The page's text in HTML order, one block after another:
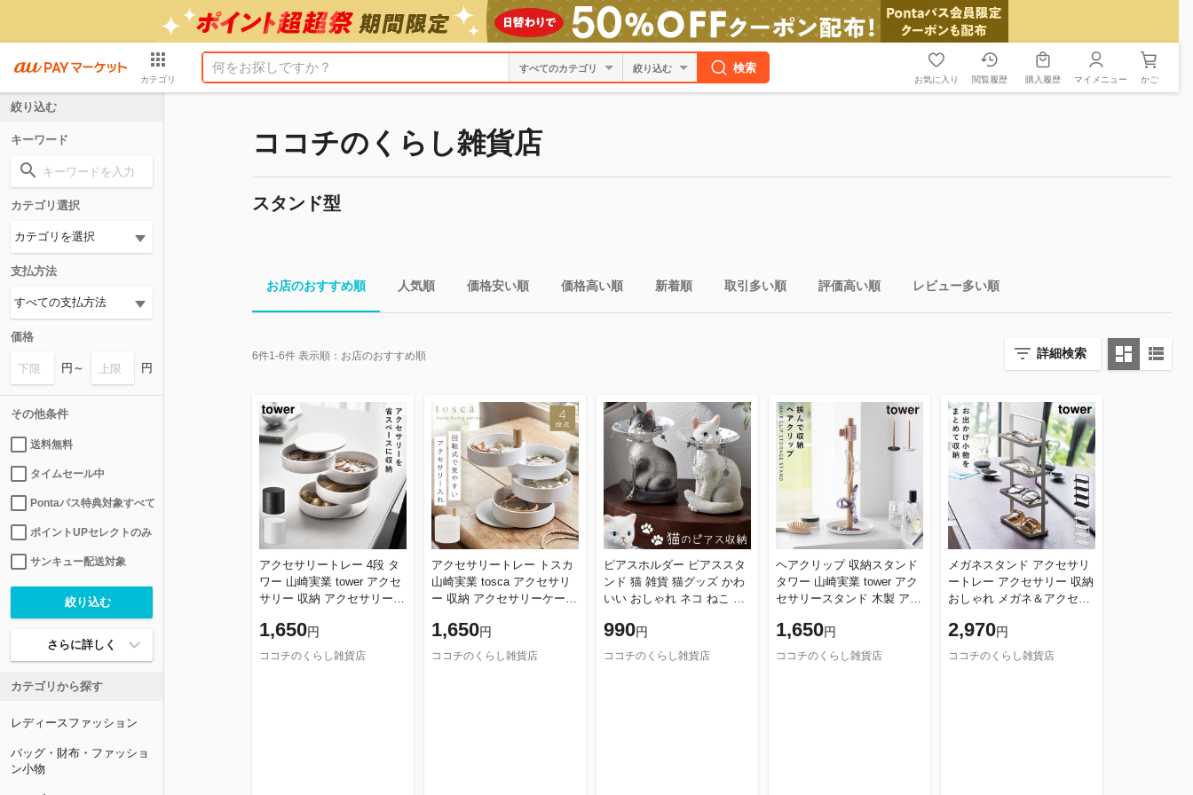
カテゴリ
絞り込む 検索
お気に入り 閲覧履歴 購入履歴 マイメニュー かご
ココチのくらし雑貨店
スタンド型
お店のおすすめ順 人気順 価格安い順 価格高い順 新着順 取引多い順 評価高い順 レビュー多い順
詳細検索
6件1-6件 表示順： お店のおすすめ順
アクセサリートレー 4段 タ
ワー 山崎実業 tower アクセ
サリー 収納 アクセサリーケ
ホワイト ブラック 4068 40
1,650円
ココチのくらし雑貨店
アクセサリートレー トスカ
山崎実業 tosca アクセサリ
ー 収納 アクセサリーケース
ホワイト 3408
1,650円
ココチのくらし雑貨店
ピアスホルダー ピアススタ
ンド 猫 雑貨 猫グッズ かわ
いい おしゃれ ネコ ねこ 猫
置物 ディスプレイ 飾る ピ
990円
ココチのくらし雑貨店
ヘアクリップ 収納スタンド
タワー 山崎実業 tower アク
セサリースタンド 木製 アク
しゃれ モノトーン ホワイ
1,650円
ココチのくらし雑貨店
メガネスタンド アクセサリ
ートレー アクセサリー 収納
おしゃれ メガネ＆アクセサ
ホワイト ブラック 山崎
2,970円
ココチのくらし雑貨店
絞り込む
キーワード
カテゴリ選択
支払方法
価格
円～ 円
その他条件
送料無料
タイムセール中
Pontaパス特典対象すべて
ポイントUPセレクトのみ
サンキュー配送対象
さらに詳しく
カテゴリから探す
レディースファッション
バッグ・財布・ファッショ
ン小物